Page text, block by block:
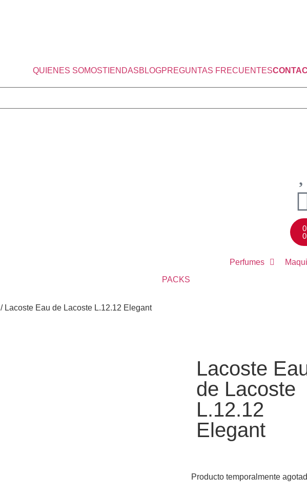
QUIENES SOMOSTIENDASBLOGPREGUNTAS FRECUENTES
0
Perfumes
PACKS
/ Lacoste Eau de Lacoste L.12.12 Elegant
Lacoste
de Lacoste
L.12.12
Elegant
Producto temporalmente